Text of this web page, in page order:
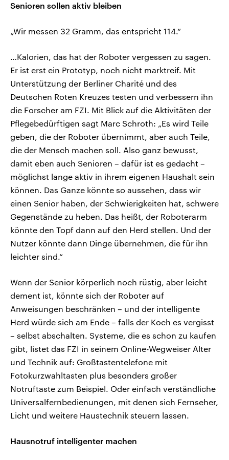
Senioren sollen aktiv bleiben
„Wir messen 32 Gramm, das entspricht 114.“
…Kalorien, das hat der Roboter vergessen zu sagen.
Er ist erst ein Prototyp, noch nicht marktreif. Mit
Unterstützung der Berliner Charité und des
Deutschen Roten Kreuzes testen und verbessern ihn
die Forscher am FZI. Mit Blick auf die Aktivitäten der
Pflegebedürftigen sagt Marc Schroth: „Es wird Teile
geben, die der Roboter übernimmt, aber auch Teile,
die der Mensch machen soll. Also ganz bewusst,
damit eben auch Senioren – dafür ist es gedacht –
möglichst lange aktiv in ihrem eigenen Haushalt sein
können. Das Ganze könnte so aussehen, dass wir
einen Senior haben, der Schwierigkeiten hat, schwere
Gegenstände zu heben. Das heißt, der Roboterarm
könnte den Topf dann auf den Herd stellen. Und der
Nutzer könnte dann Dinge übernehmen, die für ihn
leichter sind.“
Wenn der Senior körperlich noch rüstig, aber leicht
dement ist, könnte sich der Roboter auf
Anweisungen beschränken – und der intelligente
Herd würde sich am Ende – falls der Koch es vergisst
– selbst abschalten. Systeme, die es schon zu kaufen
gibt, listet das FZI in seinem Online-Wegweiser Alter
und Technik auf: Großtastentelefone mit
Fotokurzwahltasten plus besonders großer
Notruftaste zum Beispiel. Oder einfach verständliche
Universalfernbedienungen, mit denen sich Fernseher,
Licht und weitere Haustechnik steuern lassen.
Hausnotruf intelligenter machen